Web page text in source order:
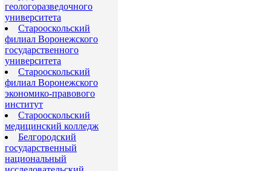
геологоразведочного
университета
Старооскольский
филиал Воронежского
государственного
университета
Старооскольский
филиал Воронежского
экономико-правового
институт
Старооскольский
медицинский колледж
Белгородский
государственный
национальный